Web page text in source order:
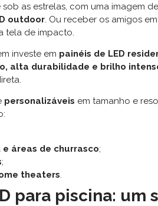
sob as estrelas, com uma imagem
outdoor . Ou receber os amigos
tela de impacto.
investe em painéis de LED
alta durabilidade e brilho
personalizáveis em tamanho e
áreas de churrasco;
;
theaters.
para piscina: um